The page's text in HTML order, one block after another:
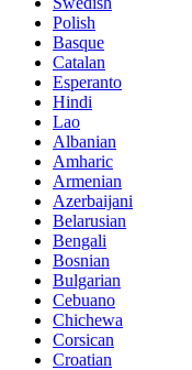
Polish
Basque
Catalan
Esperanto
Hindi
Lao
Albanian
Amharic
Armenian
Azerbaijani
Belarusian
Bengali
Bosnian
Bulgarian
Cebuano
Chichewa
Corsican
Croatian